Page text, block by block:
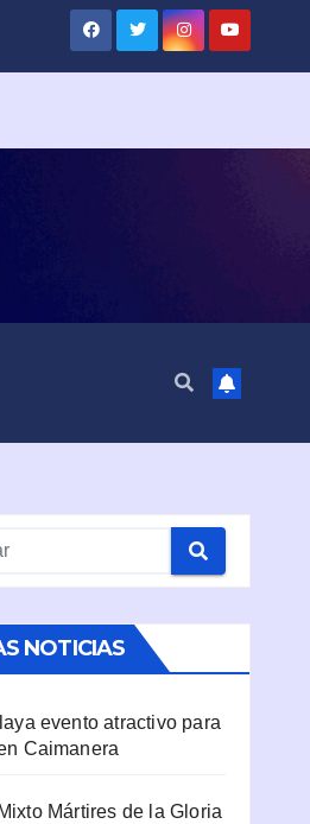
NOTICIAS
evento atractivo para
Caimanera
Mártires de la Gloria